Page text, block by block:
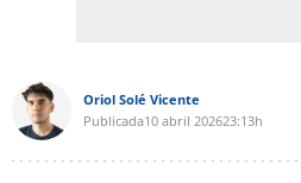
Oriol Solé Vicente
Publicada10 abril 202623:13h